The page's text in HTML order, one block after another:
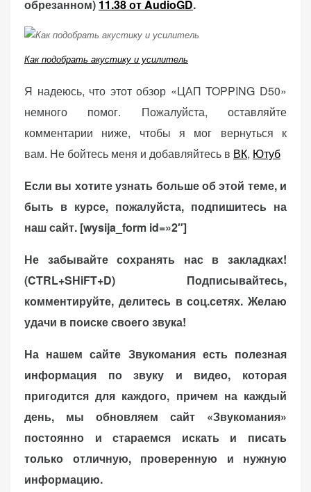
обрезанном) 11.38 от AudioGD.
Как подобрать акустику и усилитель
Я надеюсь, что этот обзор «ЦАП TOPPING D50»
немного помог. Пожалуйста, оставляйте
комментарии ниже, чтобы я мог вернуться к
вам. Не бойтесь меня и добавляйтесь в ВК, Ютуб
Если вы хотите узнать больше об этой теме, и
быть в курсе, пожалуйста, подпишитесь на
наш сайт. [wysija_form id=»2″]
Не забывайте сохранять нас в закладках!
(CTRL+SHiFT+D)
Подписывайтесь,
комментируйте, делитесь в соц.сетях. Желаю
удачи в поиске своего звука!
На нашем сайте Звукомания есть полезная
информация по звуку и видео, которая
пригодится для каждого, причем на каждый
день, мы обновляем сайт «Звукомания»
постоянно и стараемся искать и писать
только отличную, проверенную и нужную
информацию.